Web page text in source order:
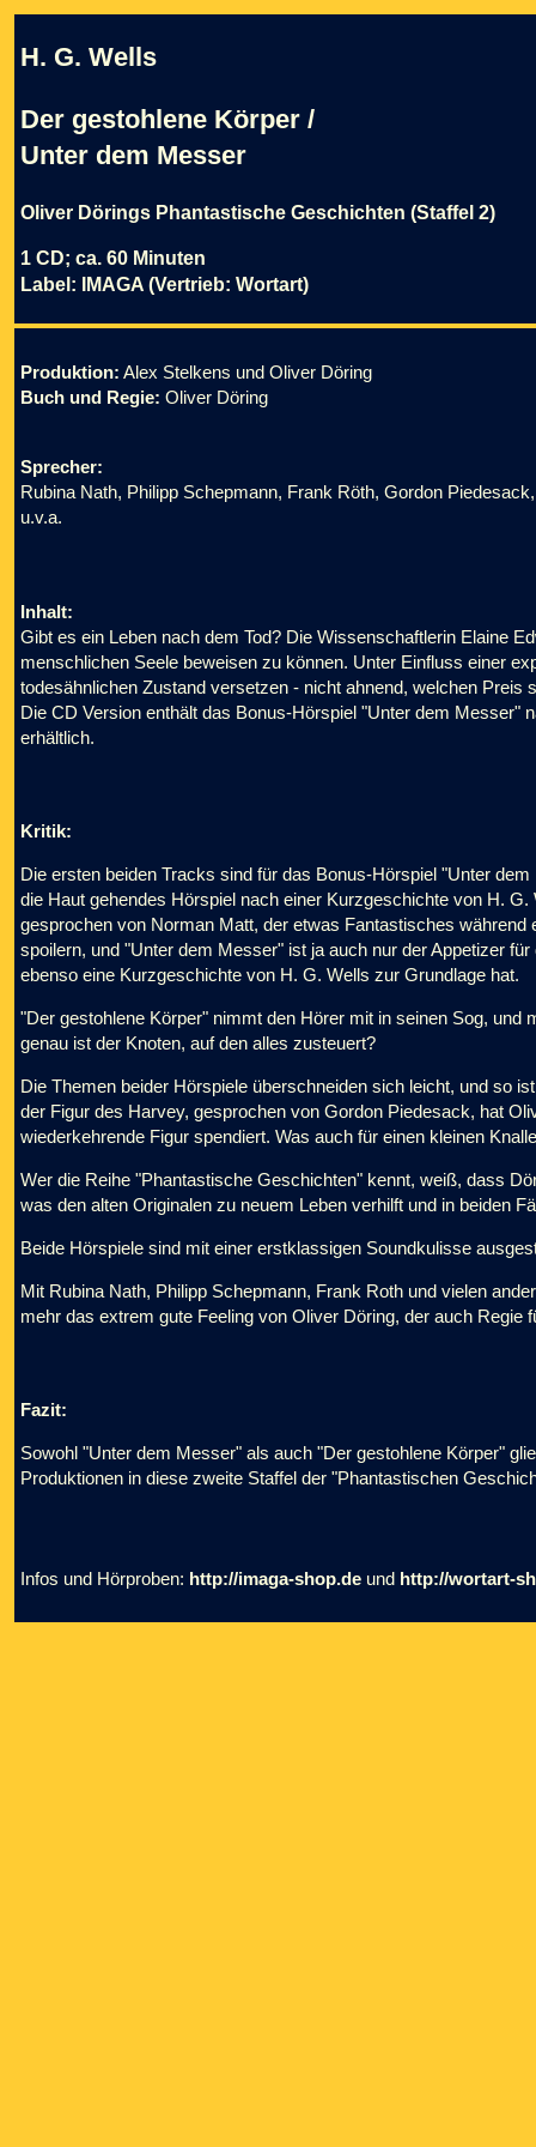
H. G. Wells
Der gestohlene Körper /
Unter dem Messer
Oliver Dörings Phantastische Geschichten (Staffel 2)
1 CD; ca. 60 Minuten
Label: IMAGA (Vertrieb: Wortart)
Produktion: Alex Stelkens und Oliver Döring
Buch und Regie: Oliver Döring
Sprecher:
Rubina Nath, Philipp Schepmann, Frank Röth, Gordon
u.v.a.
Inhalt:
Gibt es ein Leben nach dem Tod? Die Wissenschaftlerin Elaine
menschlichen Seele beweisen zu können. Unter Einfluss einer
todesähnlichen Zustand versetzen - nicht ahnend, welchen Preis
Die CD Version enthält das Bonus-Hörspiel "Unter dem Messer"
erhältlich.
Kritik:
Die ersten beiden Tracks sind für das Bonus-Hörspiel "Unter
die Haut gehendes Hörspiel nach einer Kurzgeschichte von H.
gesprochen von Norman Matt, der etwas Fantastisches
spoilern, und "Unter dem Messer" ist ja auch nur der Appetizer
ebenso eine Kurzgeschichte von H. G. Wells zur Grundlage hat.
"Der gestohlene Körper" nimmt den Hörer mit in seinen Sog, und
genau ist der Knoten, auf den alles zusteuert?
Die Themen beider Hörspiele überschneiden sich leicht, und so
der Figur des Harvey, gesprochen von Gordon Piedesack, hat
wiederkehrende Figur spendiert. Was auch für einen kleinen
Wer die Reihe "Phantastische Geschichten" kennt, weiß, dass
was den alten Originalen zu neuem Leben verhilft und in beiden
Beide Hörspiele sind mit einer erstklassigen Soundkulisse
Mit Rubina Nath, Philipp Schepmann, Frank Roth und vielen
mehr das extrem gute Feeling von Oliver Döring, der auch Regie
Fazit:
Sowohl "Unter dem Messer" als auch "Der gestohlene Körper"
Produktionen in diese zweite Staffel der "Phantastischen
Infos und Hörproben: http://imaga-shop.de und http://wortart-